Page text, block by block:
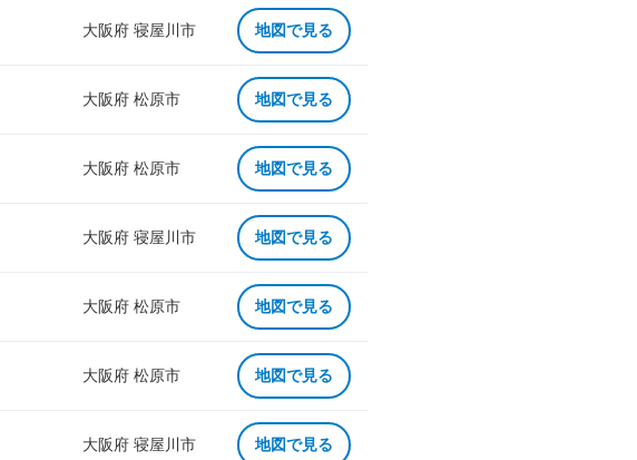
大阪府 寝屋川市 地図で見る
大阪府 松原市 地図で見る
大阪府 松原市 地図で見る
大阪府 寝屋川市 地図で見る
大阪府 松原市 地図で見る
大阪府 松原市 地図で見る
大阪府 寝屋川市 地図で見る